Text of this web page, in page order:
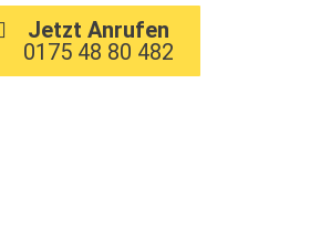
Jetzt Anrufen
0175 48 80 482